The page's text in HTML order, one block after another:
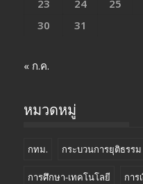
23
24 25
30
31
« ก.ค.
หมวดหมู่
กทม. กระบวนการยุติธรรม
การศึกษา-เทคโนโลยี การ